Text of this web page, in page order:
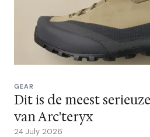
GEAR
Dit is de meest
van Arc'teryx
24 July 2026